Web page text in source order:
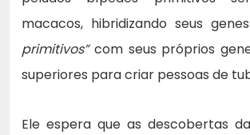
macacos, hibridizando seus genes
primitivos”com seus próprios
superiores para criar pessoas de
Ele espera que as descobertas